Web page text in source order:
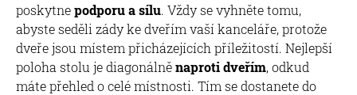
poskytnepodporu a sílu. Vždy se vyhněte tomu,
abyste seděli zády ke dveřím vaší kanceláře, protože
dveře jsou místem přicházejících příležitostí. Nejlepší
poloha stolu je diagonálněnaproti dveřím, odkud
máte přehled o celé místnosti. Tím se dostanete do